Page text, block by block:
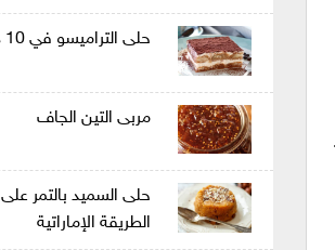
حلى التراميسو في 10 دقائق
مربى التين الجاف
حلى السميد بالتمر على
الطريقة الإماراتية